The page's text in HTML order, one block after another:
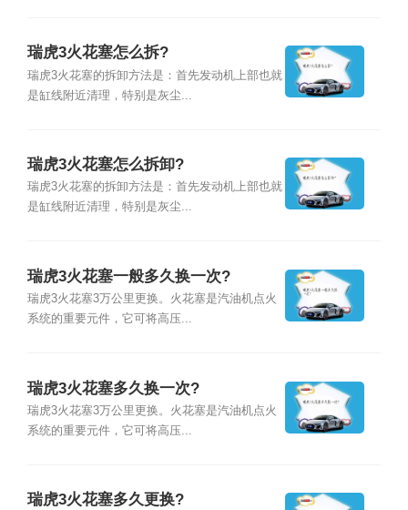
瑞虎3火花塞怎么拆?
瑞虎3火花塞的拆卸方法是：首先发动机上部也就
是缸线附近清理，特别是灰尘...
瑞虎3火花塞怎么拆卸?
瑞虎3火花塞的拆卸方法是：首先发动机上部也就
是缸线附近清理，特别是灰尘...
瑞虎3火花塞一般多久换一次?
瑞虎3火花塞3万公里更换。火花塞是汽油机点火
系统的重要元件，它可将高压...
瑞虎3火花塞多久换一次?
瑞虎3火花塞3万公里更换。火花塞是汽油机点火
系统的重要元件，它可将高压...
瑞虎3火花塞多久更换?